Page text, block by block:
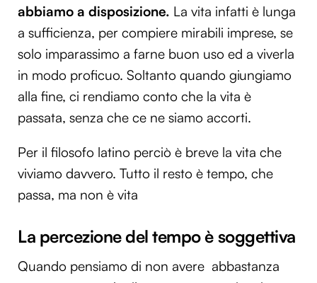
abbiamo a disposizione. La vita infatti è lunga
a sufficienza, per compiere mirabili imprese, se
solo imparassimo a farne buon uso ed a viverla
in modo proficuo. Soltanto quando giungiamo
alla fine, ci rendiamo conto che la vita è
passata, senza che ce ne siamo accorti.
Per il filosofo latino perciò è breve la vita che
viviamo davvero. Tutto il resto è tempo, che
passa, ma non è vita
La percezione del tempo è soggettiva
Quando pensiamo di non avere abbastanza